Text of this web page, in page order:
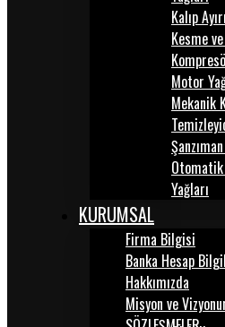
Kalıp
Kesme
Motor
Mekanik
Otomatik
Yağları
KURUMSAL
Firma Bilgisi
Banka Hesap
Hakkımızda
Misyon ve